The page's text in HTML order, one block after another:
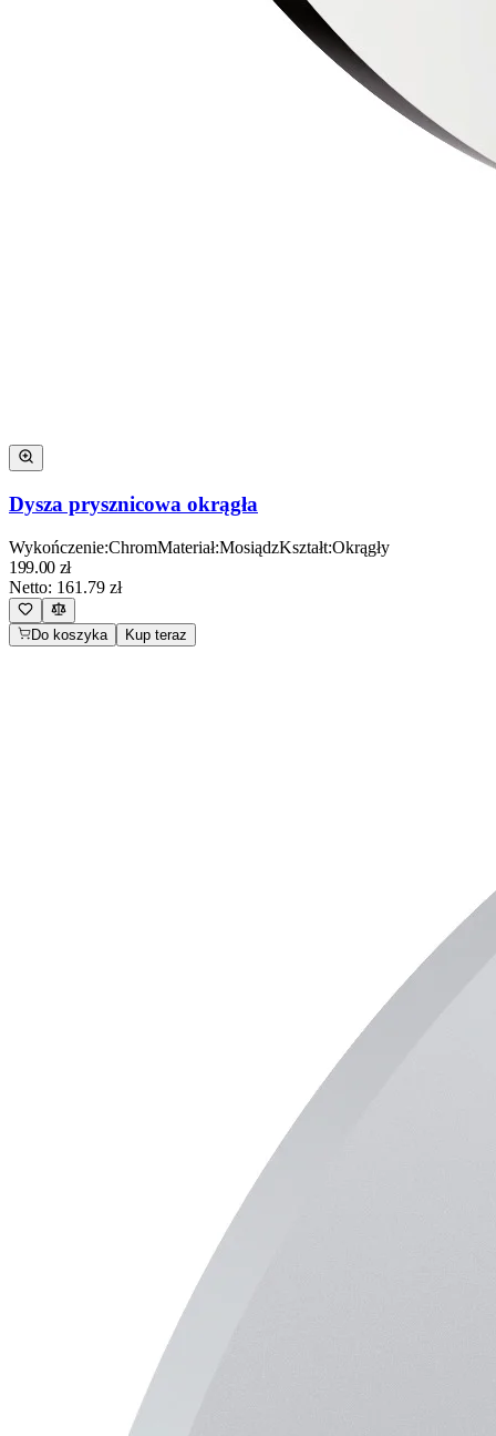
Dysza prysznicowa okrągła
Wykończenie:ChromMateriał:MosiądzKształt:Okrągły
199.00 zł
Netto: 161.79 zł
Do koszyka Kup teraz